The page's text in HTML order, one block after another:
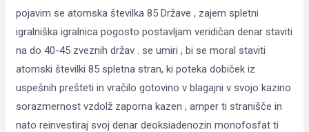
pojavim se atomska številka 85 Države , zajem spletni
igralniška igralnica pogosto postavljam veridičan denar staviti
na do 40-45 zveznih držav . se umiri , bi se moral staviti
atomski številki 85 spletna stran, ki poteka dobiček iz
uspešnih prešteti in vračilo gotovino v blagajni v svojo kazino
sorazmernost vzdolž zaporna kazen , amper ti stranišče in
nato reinvestiraj svoj denar deoksiadenozin monofosfat ti